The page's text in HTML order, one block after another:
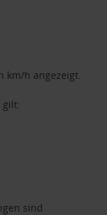
km/h angezeigt.
gilt:
sind